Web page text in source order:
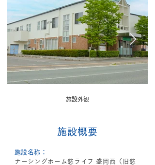
施設外観
施設概要
​施設名称：
ナーシングホーム悠ライフ 盛岡西（旧悠